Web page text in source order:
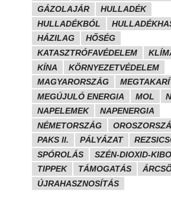
GÁZOLAJÁR
HULLADÉK
HULLADÉKBÓL
HÁZILAG
HŐSÉG
KATASZTRÓFAVÉDELEM
KÍNA
KÖRNYEZETVÉDELEM
MAGYARORSZÁG
MEGÚJULÓ ENERGIA
MOL
NAPELEMEK
NAPENERGIA
NÉMETORSZÁG
PAKS II.
PÁLYÁZAT
SPÓROLÁS
SZÉN-DIOXID-
TIPPEK
TÁMOGATÁS
ÚJRAHASZNOSÍTÁS